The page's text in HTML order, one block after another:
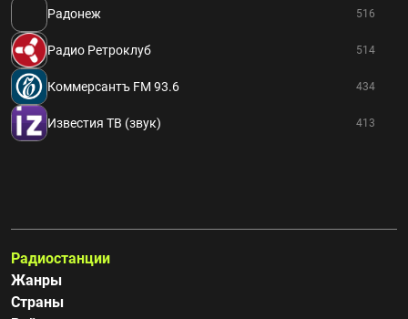
Радонеж 516
Радио Ретроклуб 514
Коммерсантъ FM 93.6 434
Известия ТВ (звук) 413
Радиостанции
Жанры
Страны